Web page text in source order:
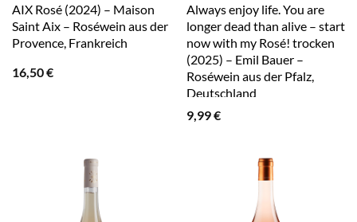
AIX Rosé (2024) – Maison
Saint Aix – Roséwein aus der
Provence, Frankreich
16,50€
Always enjoy life. You are
longer dead than alive – start
now with my Rosé! trocken
(2025) – Emil Bauer –
Roséwein aus der Pfalz,
Deutschland
9,99€